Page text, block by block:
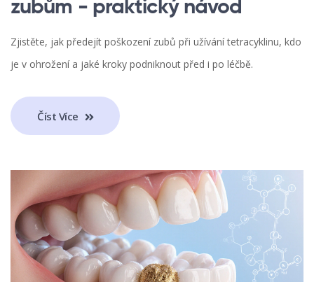
zubům - praktický návod
Zjistěte, jak předejít poškození zubů při užívání tetracyklinu, kdo
je v ohrožení a jaké kroky podniknout před i po léčbě.
Číst Více